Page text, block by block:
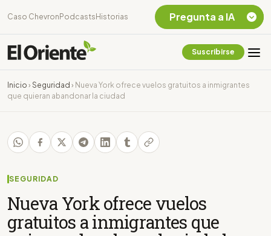
Caso Chevron Podcasts Historias
Suscribirse
Inicio › Seguridad › Nueva York ofrece vuelos gratuitos a inmigrantes
que quieran abandonar la ciudad
SEGURIDAD
Nueva York ofrece vuelos
gratuitos a inmigrantes que
Pregunta a IA
Chevron Ecuador